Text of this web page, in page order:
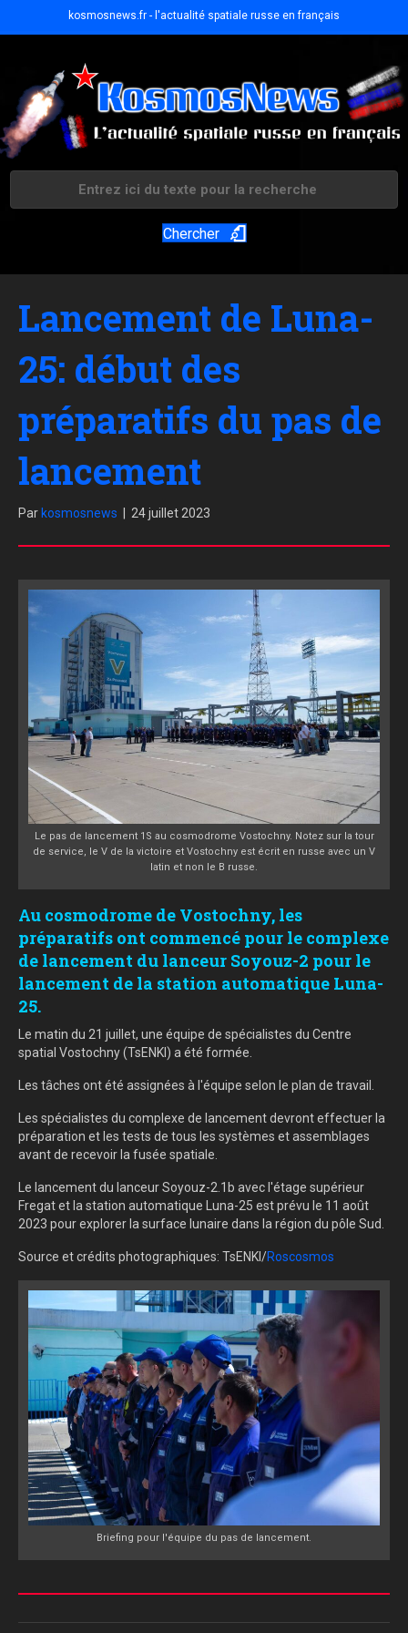
kosmosnews.fr - l'actualité spatiale russe en français
Chercher
Lancement de Luna-
25: début des
préparatifs du pas de
lancement
Par kosmosnews 24 juillet 2023
Le pas de lancement 1S au cosmodrome Vostochny. Notez sur la tour
de service, le V de la victoire et Vostochny est écrit en russe avec un V
latin et non le B russe.
Au cosmodrome de Vostochny, les
préparatifs ont commencé pour le complexe
de lancement du lanceur Soyouz-2 pour le
lancement de la station automatique Luna-
25.
Le matin du 21 juillet, une équipe de spécialistes du Centre
spatial Vostochny (TsENKI) a été formée.
Les tâches ont été assignées à l'équipe selon le plan de travail.
Les spécialistes du complexe de lancement devront effectuer la
préparation et les tests de tous les systèmes et assemblages
avant de recevoir la fusée spatiale.
Le lancement du lanceur Soyouz-2.1b avec l'étage supérieur
Fregat et la station automatique Luna-25 est prévu le 11 août
2023 pour explorer la surface lunaire dans la région du pôle Sud.
Source et crédits photographiques: TsENKI/Roscosmos
Briefing pour l'équipe du pas de lancement.